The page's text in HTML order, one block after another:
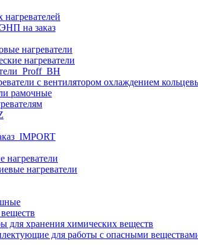
на заказ
нагреватели
нагреватели
с вентилятором охлаждением
рамочные
нагреватели
для хранения химических веществ
для работы с опасными